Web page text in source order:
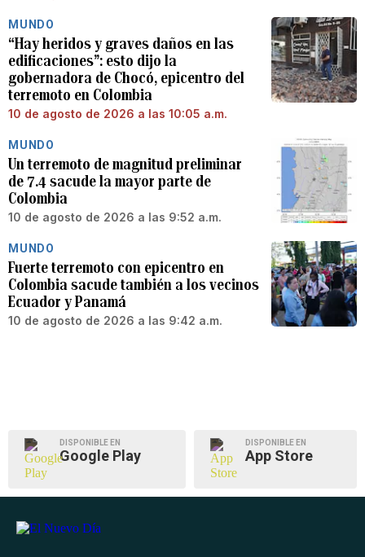
MUNDO
“Hay heridos y graves daños en las
edificaciones”: esto dijo la
gobernadora de Chocó, epicentro del
terremoto en Colombia
10 de agosto de 2026 a las 10:05 a.m.
MUNDO
Un terremoto de magnitud preliminar
de 7.4 sacude la mayor parte de
Colombia
10 de agosto de 2026 a las 9:52 a.m.
MUNDO
Fuerte terremoto con epicentro en
Colombia sacude también a los vecinos
Ecuador y Panamá
10 de agosto de 2026 a las 9:42 a.m.
DISPONIBLE EN
Google Play
DISPONIBLE EN
App Store